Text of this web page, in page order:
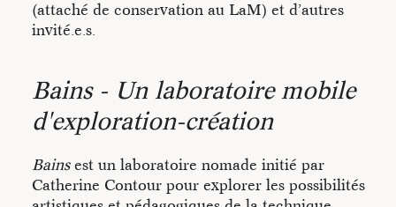
(attaché de conservation au LaM) et d’autres
invité.e.s.
Bains - Un laboratoire mobile
d'exploration-création
Bainsest un laboratoire nomade initié par
Catherine Contour pour explorer les possibilités